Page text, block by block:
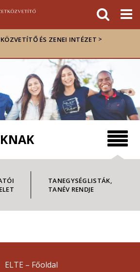
Hírek
ELTE a
sajtóban
ÉS ZENEI INTÉZET >
TANEGYSÉGLISTÁK,
TANÉV RENDJE
ELTE – Főoldal